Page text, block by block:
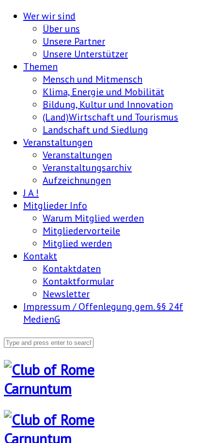
Wer wir sind
Über uns
Unsere Partner
Unsere Unterstützer
Themen
Mensch und Mitmensch
Klima, Energie und Mobilität
Bildung, Kultur und Innovation
(Land)Wirtschaft und Tourismus
Landschaft und Siedlung
Veranstaltungen
Veranstaltungen
Veranstaltungsarchiv
Aufzeichnungen
J A !
Mitglieder Info
Warum Mitglied werden
Mitgliedervorteile
Mitglied werden
Kontakt
Kontaktdaten
Kontaktformular
Newsletter
Impressum / Offenlegung gem. §§ 24f
MedienG